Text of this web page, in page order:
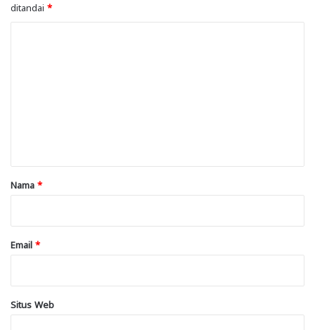
ditandai *
rNama *
Email *
Situs Web